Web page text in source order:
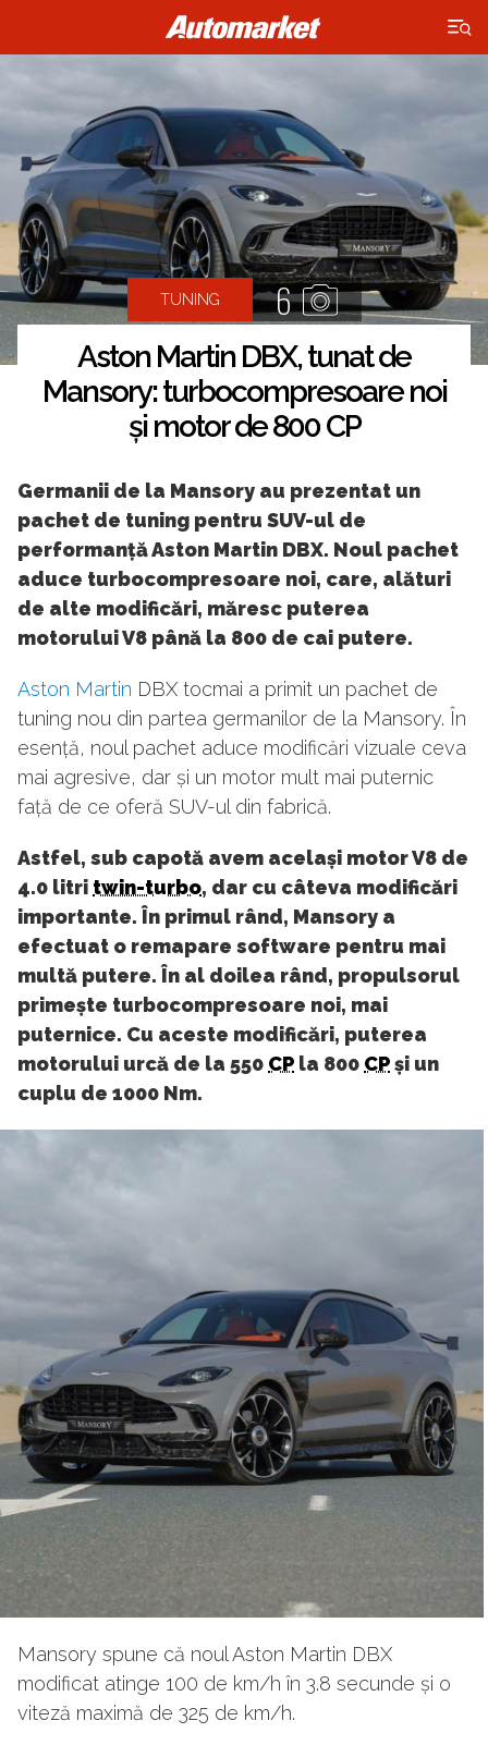
×
TUNING 6
Aston Martin DBX, tunat de
Mansory: turbocompresoare noi
și motor de 800 CP
Germanii de la Mansory au prezentat un
pachet de tuning pentru SUV-ul de
performanță Aston Martin DBX. Noul pachet
aduce turbocompresoare noi, care, alături
de alte modificări, măresc puterea
motorului V8 până la 800 de cai putere.
Aston Martin DBX tocmai a primit un pachet de
tuning nou din partea germanilor de la Mansory. În
esență, noul pachet aduce modificări vizuale ceva
mai agresive, dar și un motor mult mai puternic
față de ce oferă SUV-ul din fabrică.
Astfel, sub capotă avem același motor V8 de
4.0 litri twin-turbo, dar cu câteva modificări
importante. În primul rând, Mansory a
efectuat o remapare software pentru mai
multă putere. În al doilea rând, propulsorul
primește turbocompresoare noi, mai
puternice. Cu aceste modificări, puterea
motorului urcă de la 550 CP la 800 CPși un
cuplu de 1000 Nm.
Mansory spune că noul Aston Martin DBX
modificat atinge 100 de km/h în 3.8 secunde și o
viteză maximă de 325 de km/h.